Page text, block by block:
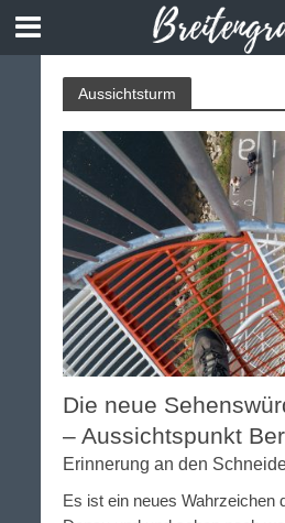
Aussichtsturm
Die neue
– Aussichtspunkt
Erinnerung an den
Es ist ein neues Wahrzeichen